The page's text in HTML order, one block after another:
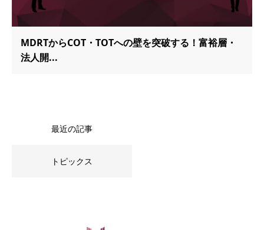
MDRTからCOT・TOTへの壁を突破する！富裕層・
法人開...
最近の記事
トピックス